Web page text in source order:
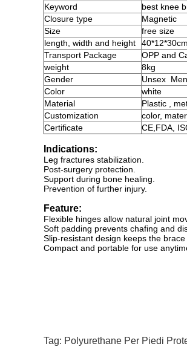
Keyword
best knee
Closure type
Magnetic
Size
free size
length, width and height
40*12*30cm
Transport Package
OPP and
weight
8kg
Gender
Unsex
Color
white
Material
Plastic ,
Customization
color,
Certificate
CE,FDA,
Indications:
Leg fractures stabilization.
Post-surgery protection.
Support during bone healing.
Prevention of further injury.
Feature:
Flexible hinges allow natural joint
Soft padding prevents chafing and
Slip-resistant design keeps the brace
Compact and portable for use
Tag: Polyurethane Per Piedi